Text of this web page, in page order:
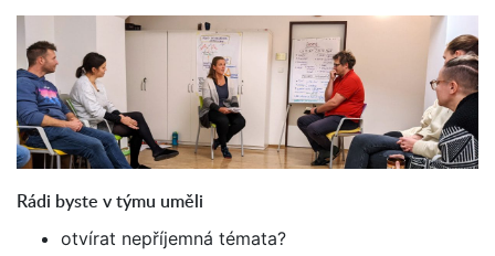
Rádi byste v týmu uměli
otvírat nepříjemná témata?